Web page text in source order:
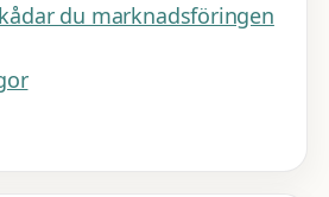
du marknadsföringen